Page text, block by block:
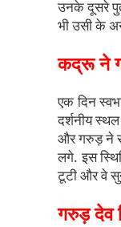
s
A
p
उनके दूसरे
भी उसी के
कद्रू ने
एक दिन
दर्शनीय
और गरुड़ ने
लगे. इस
टूटी और वे
गरुड़ देव